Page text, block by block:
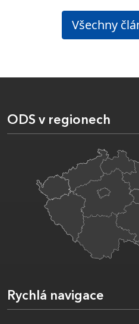
Všechny
ODS v regionech
Rychlá navigace